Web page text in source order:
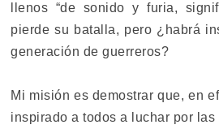
llenos “de sonido y furia,
pierde su batalla, pero ¿habrá
generación de guerreros?
Mi misión es demostrar que, en
inspirado a todos a luchar por las